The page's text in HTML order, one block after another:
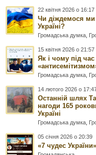
22 квітня 2026 о 16:17
Чи діждемося ми
Україні?
Громадська думка
15 квітня 2026 о 21:57
Як і чому під
Громадська думка
14 лютого 2026 о
Останній шлях
нагоди 165
Україні
Громадська думка
05 січня 2026 о 20:39
«7 чудес